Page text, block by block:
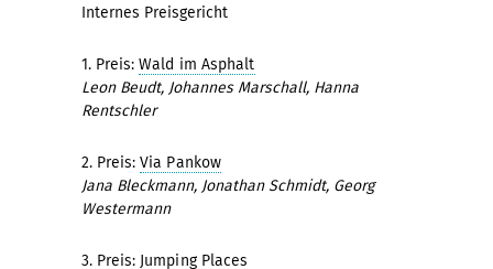
Internes Preisgericht
1. Preis: Wald im Asphalt
Leon Beudt, Johannes Marschall, Hanna
Rentschler
2. Preis: Via Pankow
Jana Bleckmann, Jonathan Schmidt, Georg
Westermann
3. Preis: Jumping Places